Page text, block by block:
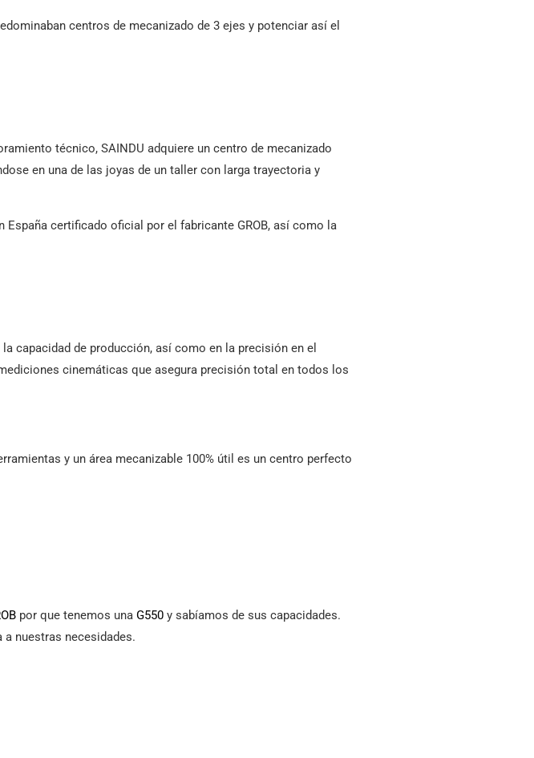
centros de mecanizado de 3 ejes y potenciar así el
técnico, SAINDU adquiere un centro de mecanizado
en una de las joyas de un taller con larga trayectoria y
certificado oficial por el fabricante GROB, así como la
capacidad de producción, así como en la precisión en el
cinemáticas que asegura precisión total en todos los
y un área mecanizable 100% útil es un centro perfecto
por que tenemos una G550 y sabíamos de sus capacidades.
nuestras necesidades.